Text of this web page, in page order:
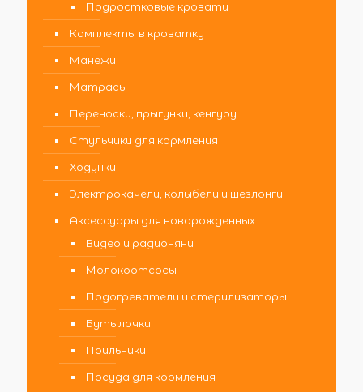
Подростковые кровати
Комплекты в кроватку
Манежи
Матрасы
Переноски, прыгунки, кенгуру
Стульчики для кормления
Ходунки
Электрокачели, колыбели и шезлонги
Аксессуары для новорожденных
Видео и радионяни
Молокоотсосы
Подогреватели и стерилизаторы
Бутылочки
Поильники
Посуда для кормления